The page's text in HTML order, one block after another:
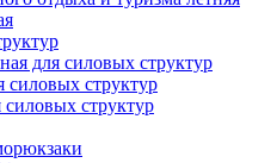
для силовых структур
силовых структур
структур